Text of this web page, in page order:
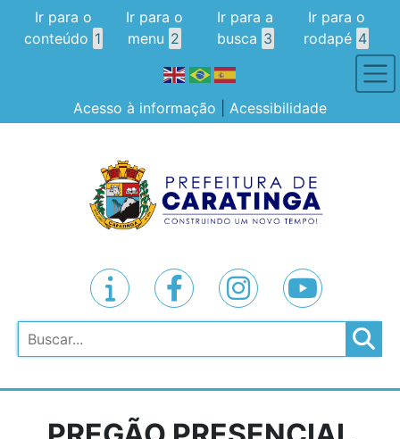
Ir para o
conteúdo 1
Ir para o
menu 2
Ir para a
busca 3
Ir para o
rodapé 4
Acesso à informação Acessibilidade
Pesquisar